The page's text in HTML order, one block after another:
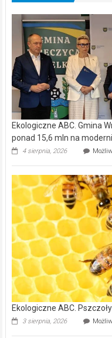
Ekologiczne ABC. Gmina
ponad 15,6 mln na
4 sierpnia, 2026
Ekologiczne ABC.
3 sierpnia, 2026